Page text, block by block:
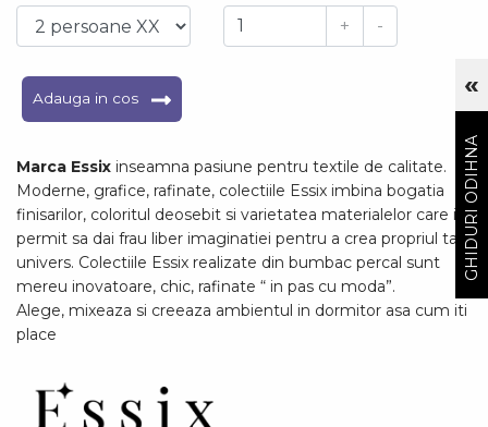
+
-
Adauga in cos
Marca Essix inseamna pasiune pentru textile de calitate.
Moderne, grafice, rafinate, colectiile Essix imbina bogatia
finisarilor, coloritul deosebit si varietatea materialelor care iti
permit sa dai frau liber imaginatiei pentru a crea propriul tau
univers. Colectiile Essix realizate din bumbac percal sunt
mereu inovatoare, chic, rafinate “ in pas cu moda”.
Alege, mixeaza si creeaza ambientul in dormitor asa cum iti
place
«
GHIDURI ODIHNA